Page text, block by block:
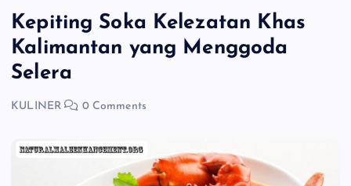
Kepiting Soka Kelezatan Khas
Kalimantan yang Menggoda
Selera
KULINER 0 Comments